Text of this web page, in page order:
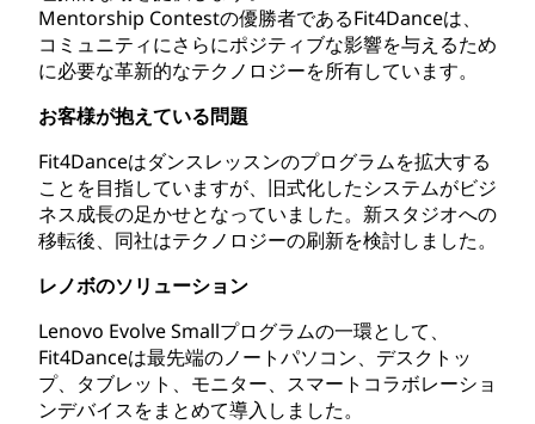
Mentorship Contestの優勝者であるFit4Danceは、
コミュニティにさらにポジティブな影響を与えるため
に必要な革新的なテクノロジーを所有しています。
お客様が抱えている問題
Fit4Danceはダンスレッスンのプログラムを拡大する
ことを目指していますが、旧式化したシステムがビジ
ネス成長の足かせとなっていました。新スタジオへの
移転後、同社はテクノロジーの刷新を検討しました。
レノボのソリューション
Lenovo Evolve Smallプログラムの一環として、
Fit4Danceは最先端のノートパソコン、デスクトッ
プ、タブレット、モニター、スマートコラボレーショ
ンデバイスをまとめて導入しました。